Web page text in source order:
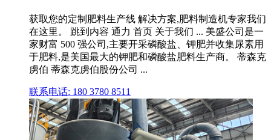
获取您的定制肥料生产线 解决方案,肥料制造机专家我们
在这里。 跳到内容 通力 首页 关于我们 ... 美盛公司是一
家财富 500 强公司,主要开采磷酸盐、钾肥并收集尿素用
于肥料,是美国最大的钾肥和磷酸盐肥料生产商。 蒂森克
虏伯 蒂森克虏伯股份公司 ...
联系电话: 180 3780 8511